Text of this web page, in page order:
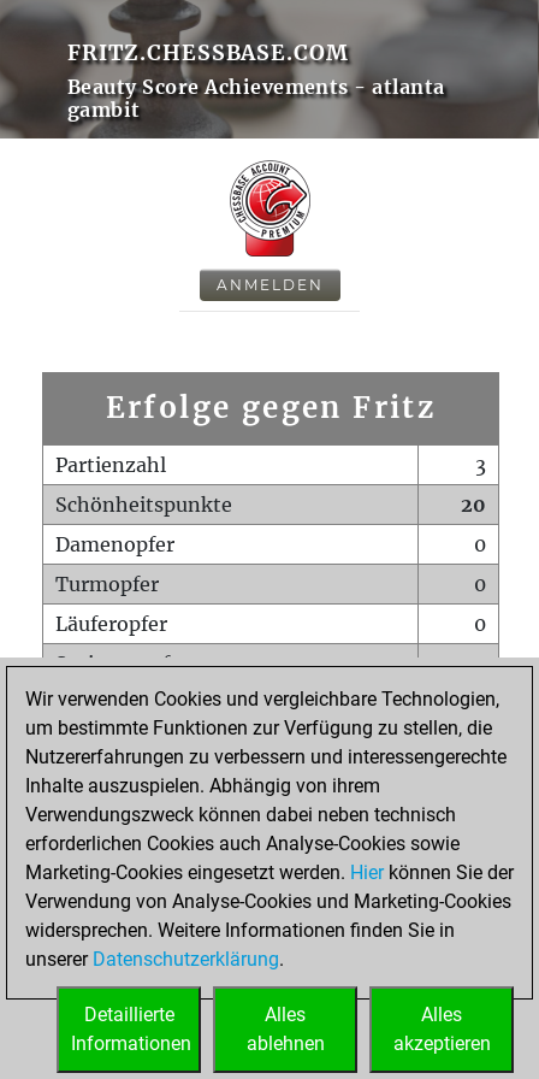
FRITZ.CHESSBASE.COM
Beauty Score Achievements - atlanta
gambit
ANMELDEN
Erfolge gegen Fritz
Partienzahl
3
Schönheitspunkte
20
Damenopfer
0
Turmopfer
0
Läuferopfer
0
Springeropfer
0
Bauernopfer
1
Matt auf vollem Brett
0
Bauer setzt Matt
Erstickte Matts
Unterverwandlungen
0
Türme auf der siebten
0
STARTSEITE
Wir verwenden Cookies und vergleichbare Technologien,
um bestimmte Funktionen zur Verfügung zu stellen, die
Nutzererfahrungen zu verbessern und interessengerechte
Inhalte auszuspielen. Abhängig von ihrem
Verwendungszweck können dabei neben technisch
erforderlichen Cookies auch Analyse-Cookies sowie
Marketing-Cookies eingesetzt werden. Hierkönnen Sie der
Verwendung von Analyse-Cookies und Marketing-Cookies
widersprechen. Weitere Informationen finden Sie in
unserer Datenschutzerklärung.
Alles
akzeptieren
Alles
ablehnen
Detaillierte
Informationen